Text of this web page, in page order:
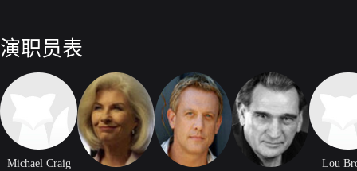
演职员表
Michael Craig Lou